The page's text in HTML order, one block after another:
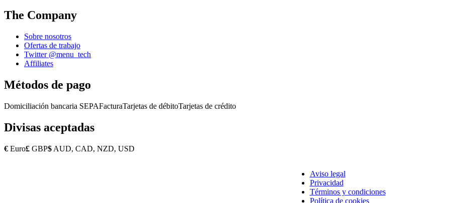
The Company
Sobre nosotros
Ofertas de trabajo
Twitter @menu_tech
Affiliates
Métodos de pago
Domiciliación bancaria SEPAFacturaTarjetas de débitoTarjetas de crédito
Divisas aceptadas
€ Euro£ GBP$ AUD, CAD, NZD, USD
Copyright
Footer
Aviso legal
Privacidad
Términos y condiciones
Política de cookies